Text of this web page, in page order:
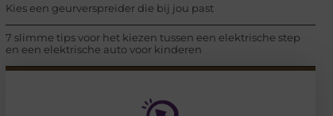
Kies een geurverspreider die bij jou past
7 slimme tips voor het kiezen tussen een elektrische step
en een elektrische auto voor kinderen